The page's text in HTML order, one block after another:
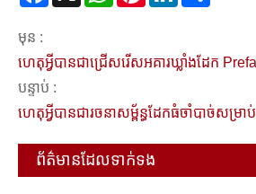
មុន :
ហេតុអ្វីបានជាជ្រើសរើសអគារឃ្លាំងដែក
បន្ទាប់ :
ហេតុអ្វី​បាន​ជា​រចនាសម្ព័ន្ធ​ដែក​ធំ​ចាំបាច់​សម្រា
ព័ត៌មានដែលទាក់ទង